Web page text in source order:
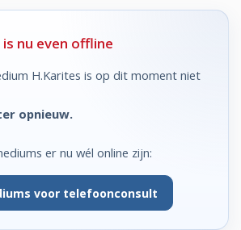
nu even offline
H.Karites is op dit moment niet
opnieuw.
er nu wél online zijn:
voor telefoonconsult